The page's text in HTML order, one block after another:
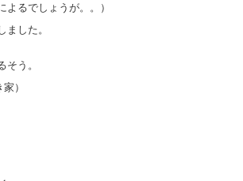
るでしょうが。。）
した。
う。
）